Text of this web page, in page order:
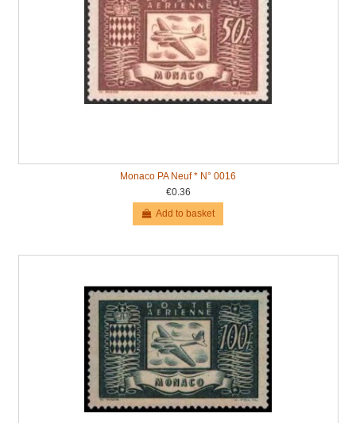
Monaco PA Neuf * N° 0016
€0.36
Add to basket